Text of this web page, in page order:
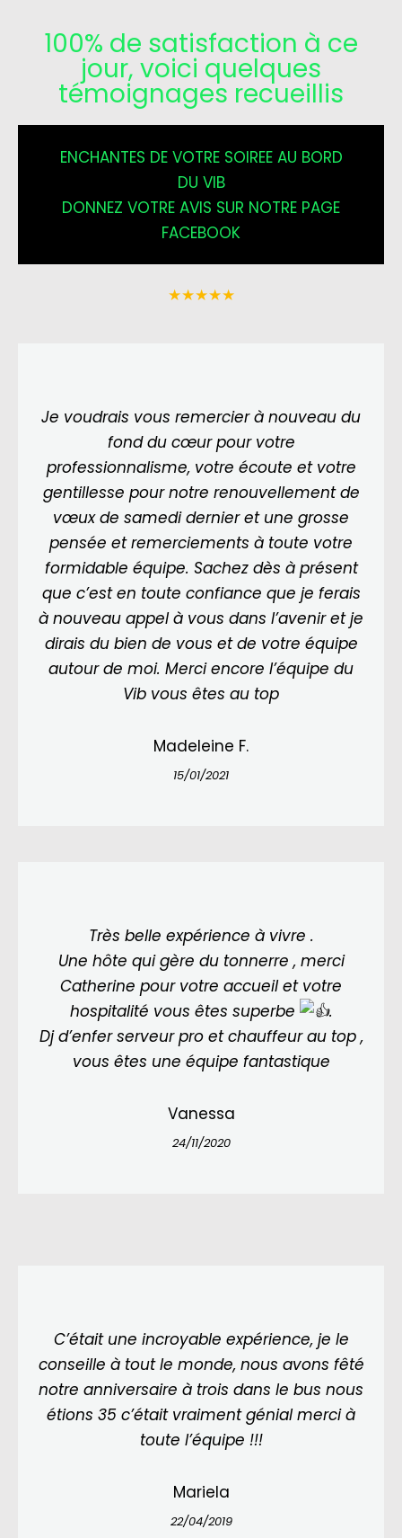
100% de satisfaction à ce
jour, voici quelques
témoignages recueillis
ENCHANTES DE VOTRE SOIREE AU BORD
DU VIB
DONNEZ VOTRE AVIS SUR NOTRE PAGE
FACEBOOK
★★★★★
Je voudrais vous remercier à nouveau du
fond du cœur pour votre
professionnalisme, votre écoute et votre
gentillesse pour notre renouvellement de
vœux de samedi dernier et une grosse
pensée et remerciements à toute votre
formidable équipe. Sachez dès à présent
que c’est en toute confiance que je ferais
à nouveau appel à vous dans l’avenir et je
dirais du bien de vous et de votre équipe
autour de moi. Merci encore l’équipe du
Vib vous êtes au top
Madeleine F.
15/01/2021
Très belle expérience à vivre .
Une hôte qui gère du tonnerre , merci
Catherine pour votre accueil et votre
hospitalité vous êtes superbe
.
Dj d’enfer serveur pro et chauffeur au top ,
vous êtes une équipe fantastique
Vanessa
24/11/2020
C’était une incroyable expérience, je le
conseille à tout le monde, nous avons fêté
notre anniversaire à trois dans le bus nous
étions 35 c’était vraiment génial merci à
toute l’équipe !!!
Mariela
22/04/2019